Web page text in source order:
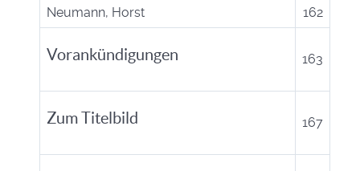
Neumann, Horst
162
Vorankündigungen 163
Zum Titelbild 167